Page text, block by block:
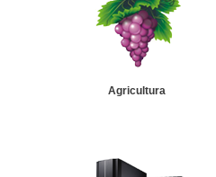
Agricultura